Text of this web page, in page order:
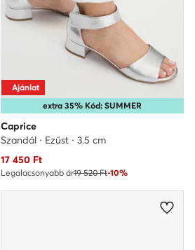
extra 35% Kód: SUMMER
Ajánlat
Caprice
Szandál · Ezüst · 3.5 cm
Aktuális ár
17 450Ft
Legalacsonyabb ár19 520 Ft-10%